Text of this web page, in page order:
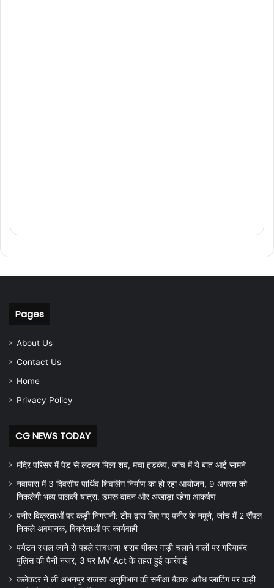
Pages
About Us
Contact Us
Home
Privacy Policy
CG NEWS TODAY
मंदिर परिसर में पेड़ से लटका मिला शव, मचा हड़कंप, जांच में ये बात आई सामने
नवापारा में 3 दिवसीय पार्थिव शिवलिंग निर्माण का हो रहा आयोजन, 9 अगस्त को
निकलेगी भव्य पालकी यात्रा, डमरू वादन और अखाड़ा रहेगा आकर्षण
पनीर विक्रताओं पर कड़ी निगरानी: टीम द्वारा लिए गए पनीर के नमूने, जांच में 2 सैंपल
निकले अवमानक, विक्रेताओं पर कार्यवाही
पर्यटन स्थल जाने से पहले सावधान! शराब पीकर गाड़ी चलाने वालों पर गरियाबंद
पुलिस की पैनी नजर, 3 पर MV Act के तहत हुई कार्रवाई
कलेक्टर ने ली अभनपुर राजस्व अनुविभाग की समीक्षा बैठक: अवैध प्लाटिंग पर कड़ी